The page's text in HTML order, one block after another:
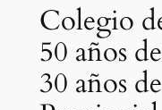
Colegio
50 años
30 años